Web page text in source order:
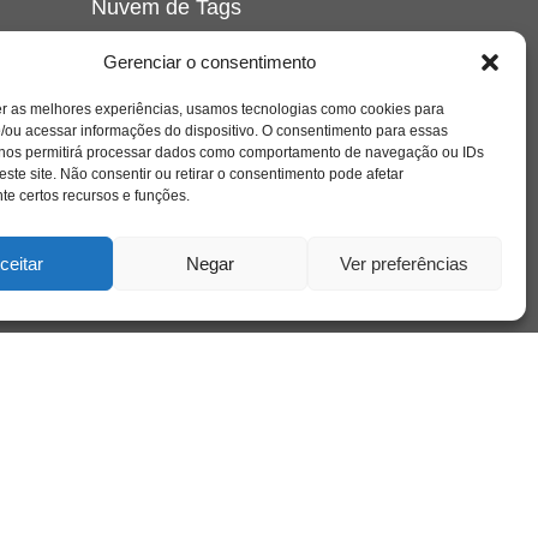
Gerenciar o consentimento
as melhores experiências, usamos tecnologias como cookies para
ou acessar informações do dispositivo. O consentimento para essas
permitirá processar dados como comportamento de navegação ou IDs
site. Não consentir ou retirar o consentimento pode afetar
certos recursos e funções.
Negar Ver preferências
Nuvem de Tags
crianca cuidado cultura depressao
educação família filme
freud infância insight jung liberdade livro
loucura luto maternidade
psicologia relato